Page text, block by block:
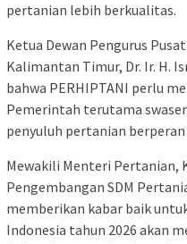
pertanian lebih berkualitas.
Ketua Dewan Pengurus
Kalimantan Timur, Dr. Ir. H.
bahwa PERHIPTANI perlu
Pemerintah terutama
penyuluh pertanian
Mewakili Menteri Pertanian,
Pengembangan SDM
memberikan kabar baik
Indonesia tahun 2026 akan